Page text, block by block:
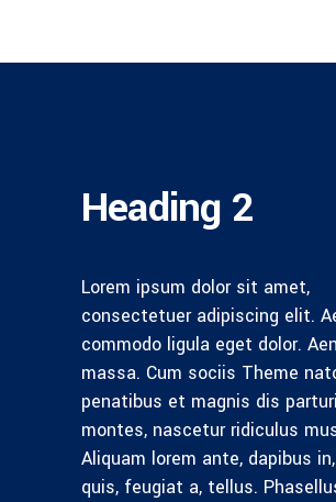
Heading 2
Lorem ipsum dolor sit amet,
consectetuer adipiscing elit.
commodo ligula eget dolor.
massa. Cum sociis Theme
penatibus et magnis dis
montes, nascetur ridiculus
Aliquam lorem ante, dapibus
quis, feugiat a, tellus.